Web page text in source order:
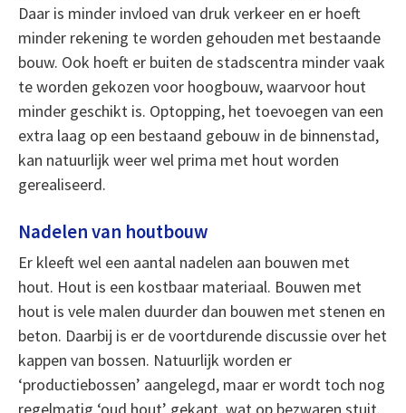
Daar is minder invloed van druk verkeer en er hoeft
minder rekening te worden gehouden met bestaande
bouw. Ook hoeft er buiten de stadscentra minder vaak
te worden gekozen voor hoogbouw, waarvoor hout
minder geschikt is. Optopping, het toevoegen van een
extra laag op een bestaand gebouw in de binnenstad,
kan natuurlijk weer wel prima met hout worden
gerealiseerd.
Nadelen van houtbouw
Er kleeft wel een aantal nadelen aan bouwen met
hout. Hout is een kostbaar materiaal. Bouwen met
hout is vele malen duurder dan bouwen met stenen en
beton. Daarbij is er de voortdurende discussie over het
kappen van bossen. Natuurlijk worden er
‘productiebossen’ aangelegd, maar er wordt toch nog
regelmatig ‘oud hout’ gekapt, wat op bezwaren stuit.